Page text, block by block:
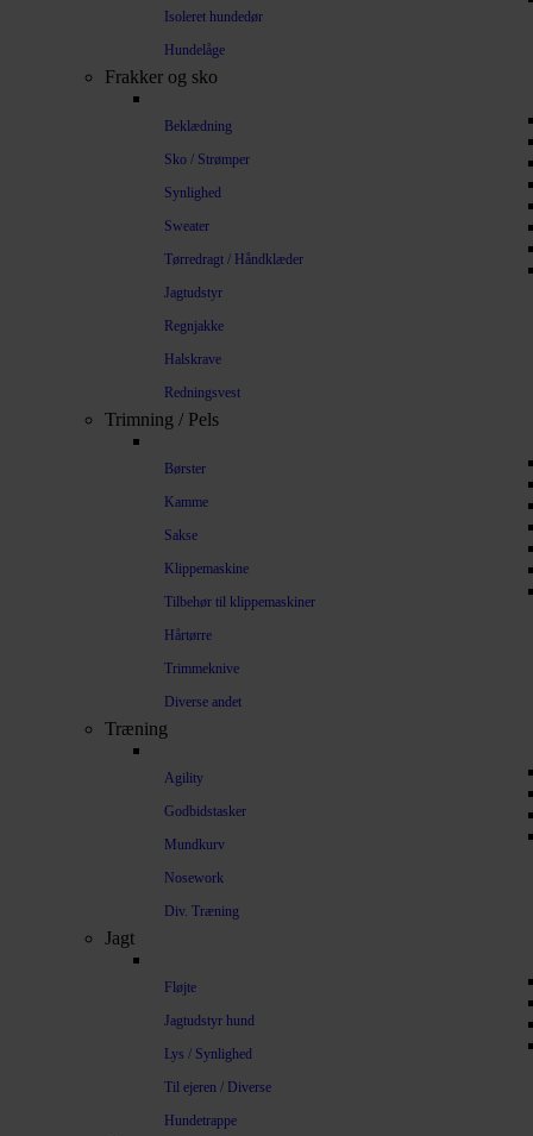
Isoleret hundedør
Hundelåge
Frakker og sko
Beklædning
Sko / Strømper
Synlighed
Sweater
Tørredragt / Håndklæder
Jagtudstyr
Regnjakke
Halskrave
Redningsvest
Trimning / Pels
Børster
Kamme
Sakse
Klippemaskine
Tilbehør til klippemaskiner
Hårtørre
Trimmeknive
Diverse andet
Træning
Agility
Godbidstasker
Mundkurv
Nosework
Div. Træning
Jagt
Fløjte
Jagtudstyr hund
Lys / Synlighed
Til ejeren / Diverse
Hundetrappe